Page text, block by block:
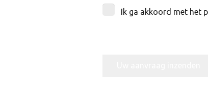
Ik ga akkoord met het